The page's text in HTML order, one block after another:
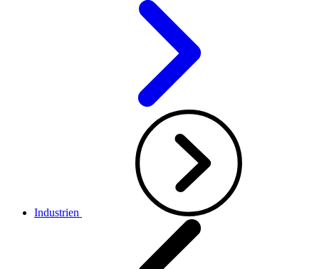
Industrien